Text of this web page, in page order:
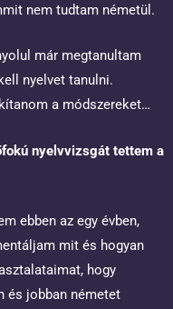
nem tudtam németül.
már megtanultam
nyelvet tanulni.
a módszereket…
nyelvvizsgát tettem a
ebben az egy évben,
mit és hogyan
hogy
és jobban németet